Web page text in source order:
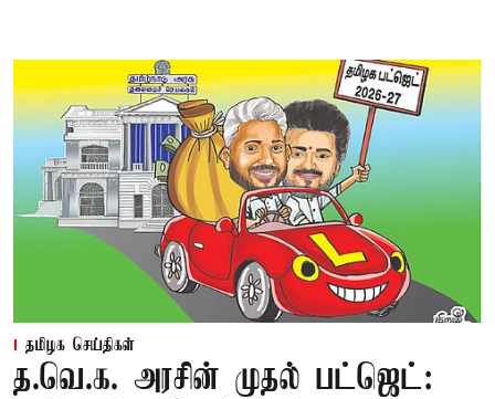
தமிழக செய்திகள்
த.வெ.க. அரசின் முதல் பட்ஜெட்: